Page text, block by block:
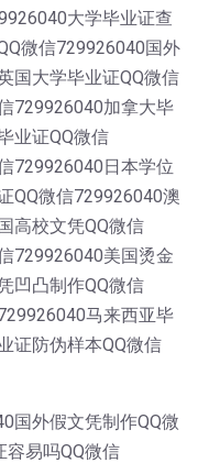
大学毕业证查
微信729926040国外
国大学毕业证QQ微信
729926040加拿大毕
业证QQ微信
729926040日本学位
QQ微信729926040澳
高校文凭QQ微信
729926040美国烫金
凹凸制作QQ微信
马来西亚毕
证防伪样本QQ微信
国外假文凭制作QQ微
易吗QQ微信